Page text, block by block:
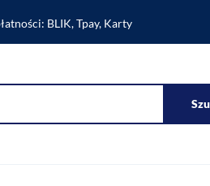
BLIK, Tpay, Karty